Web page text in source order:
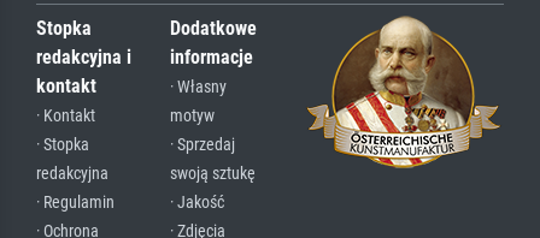
Stopka
redakcyjna i
kontakt
· Kontakt
· Stopka
redakcyjna
· Regulamin
· Ochrona
Dodatkowe
informacje
· Własny
motyw
· Sprzedaj
swoją sztukę
· Jakość
· Zdjęcia